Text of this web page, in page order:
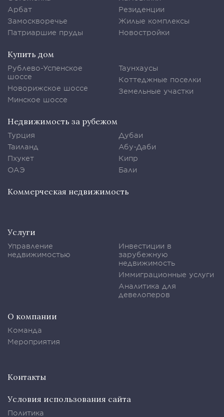
Арбат
Замоскворечье
Патриаршие пруды
Резиденции
Жилые комплексы
Новостройки
Купить дом
Рублево-Успенское
шоссе
Новорижское шоссе
Минское шоссе
Таунхаусы
Коттеджные поселки
Земельные участки
Недвижимость за рубежом
Турция
Таиланд
Пхукет
ОАЭ
Дубаи
Абу-Даби
Кипр
Бали
Коммерческая недвижимость
Услуги
Управление
недвижимостью
Инвестиции в
зарубежную
недвижимость
Иммиграционные услуги
Аналитика для
девелоперов
О компании
Команда
Мероприятия
Контакты
Условия использования сайта
Политика